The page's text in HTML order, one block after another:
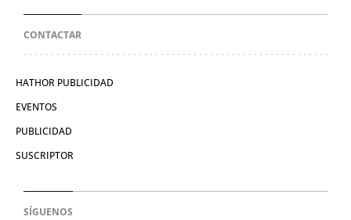
CONTACTAR
HATHOR PUBLICIDAD
EVENTOS
PUBLICIDAD
SUSCRIPTOR
SÍGUENOS